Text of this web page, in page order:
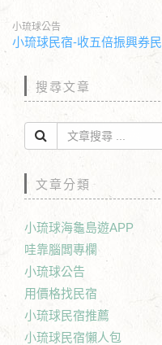
小琉球公告
小琉球民宿-收五倍振興券
搜尋文章
文章分類
小琉球海龜島遊APP
哇靠腦闆專欄
小琉球公告
用價格找民宿
小琉球民宿推薦
小琉球民宿懶人包